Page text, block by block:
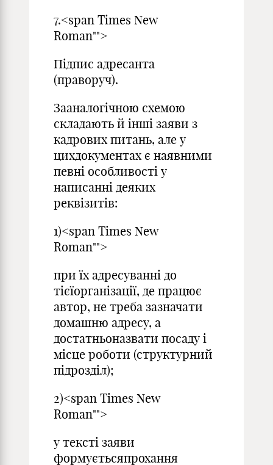
7.<span Times New
Roman"">
Підпис адресанта
(праворуч).
Зааналогічною схемою
складають й інші заяви з
кадрових питань, але у
цихдокументах є наявними
певні особливості у
написанні деяких
реквізитів:
1)<span Times New
Roman"">
при їх адресуванні до
тієїорганізації, де працює
автор, не треба зазначати
домашню адресу, а
достатньоназвати посаду і
місце роботи (структурний
підрозділ);
2)<span Times New
Roman"">
у тексті заяви
формуєтьсяпрохання